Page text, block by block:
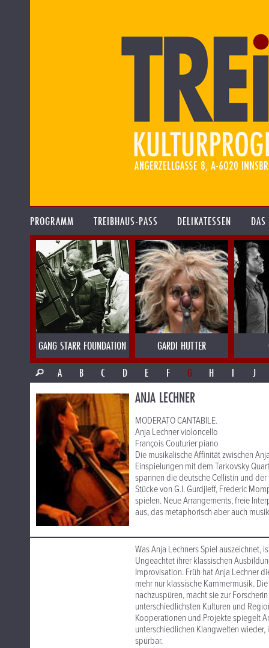
PROGRAMM TREIBHAUS-PASS DELIKATESSEN
GANG STARR FOUNDATION GARDI HUTTER
A
B C D E F G H I J
ANJA LECHNER
MODERATO CANTABILE.
Anja Lechner violoncello
François Couturier piano
Die musikalische Affinität zwischen
Einspielungen mit dem Tarkovsky
spannen die deutsche Cellistin und
Stücke von G.I. Gurdjieff, Frederic
spielen. Neue Arrangements, freie
aus, das metaphorisch aber auch
Was Anja Lechners Spiel
Ungeachtet ihrer klassischen
Improvisation. Früh hat Anja Lechner
mehr nur klassische Kammermusik.
nachzuspüren, macht sie zur
unterschiedlichsten Kulturen und
Kooperationen und Projekte spiegelt
unterschiedlichen Klangwelten
spürbar.